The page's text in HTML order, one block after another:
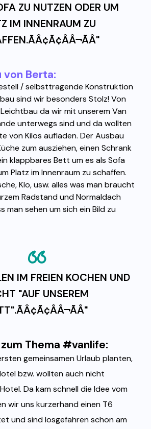
ZU NUTZEN ODER UM
IM INNENRAUM ZU
von Berta:
/ selbsttragende Konstruktion
sind wir besonders Stolz! Von
da wir mit unserem Van
unterwegs sind und da wollten
von Kilos aufladen. Der Ausbau
zum ausziehen, einen Schrank
klappbares Bett um es als Sofa
Platz im Innenraum zu schaffen.
Klo, usw. alles was man braucht
Radstand und Normaldach
man sehen um sich ein Bild zu
IM FREIEN KOCHEN UND
"AUF UNSEREM
Thema #vanlife:
gemeinsamen Urlaub planten,
bzw. wollten auch nicht
Da kam schnell die Idee vom
wir uns kurzerhand einen T6
und sind losgefahren schon am